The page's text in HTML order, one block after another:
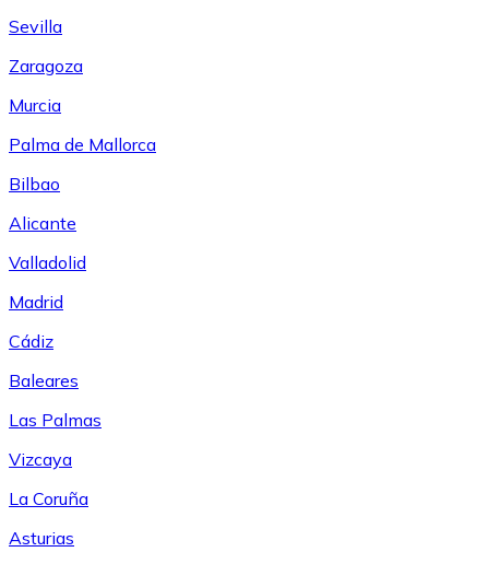
Sevilla
Zaragoza
Murcia
Palma de Mallorca
Bilbao
Alicante
Valladolid
Madrid
Cádiz
Baleares
Las Palmas
Vizcaya
La Coruña
Asturias